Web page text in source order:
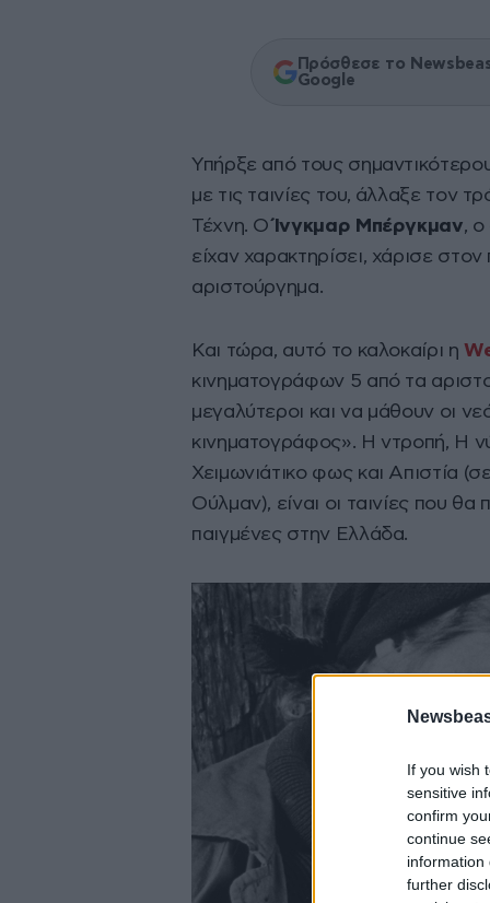
If you wish
sensitive
confirm
continue
information
further
Πρόσθεσε το
Google
Υπήρξε από τους
με τις ταινίες του, άλλαξε τον
Τέχνη. ΟΊνγκμαρ Μπέργκμαν, ο
είχαν χαρακτηρίσει, χάρισε
αριστούργημα.
Και τώρα, αυτό το καλοκαίρι η
κινηματογράφων 5 από τα
μεγαλύτεροι και να μάθουν οι
κινηματογράφος». Η ντροπή, Η
Χειμωνιάτικο φως και Απιστία
Ούλμαν), είναι οι ταινίες που θα
παιγμένες στην Ελλάδα.